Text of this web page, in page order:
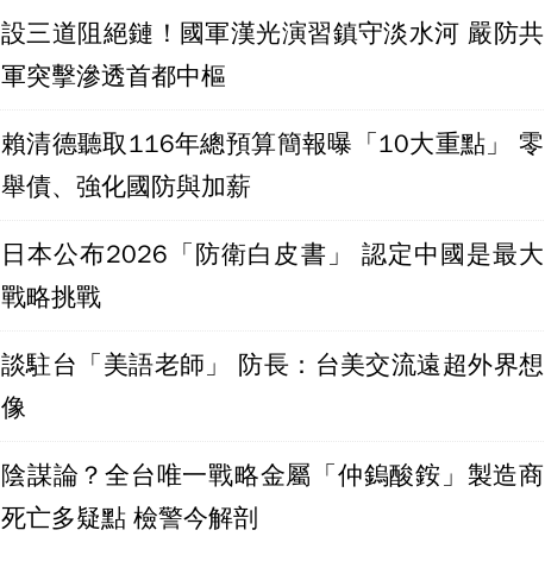
設三道阻絕鏈！國軍漢光演習鎮守淡水河 嚴防共
軍突擊滲透首都中樞
賴清德聽取116年總預算簡報曝「10大重點」 零
舉債、強化國防與加薪
日本公布2026「防衛白皮書」 認定中國是最大
戰略挑戰
談駐台「美語老師」 防長：台美交流遠超外界想
像
陰謀論？全台唯一戰略金屬「仲鎢酸銨」製造商
死亡多疑點 檢警今解剖